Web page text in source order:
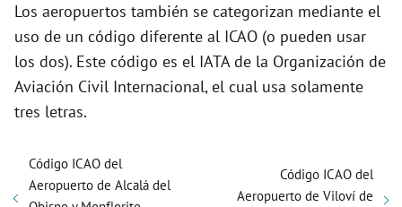
Los aeropuertos también se categorizan mediante el
uso de un código diferente al ICAO (o pueden usar
los dos). Este código es el IATA de la Organización de
Aviación Civil Internacional, el cual usa solamente
tres letras.
Código ICAO del
Aeropuerto de Alcalá del
Código ICAO del
Aeropuerto de Viloví de